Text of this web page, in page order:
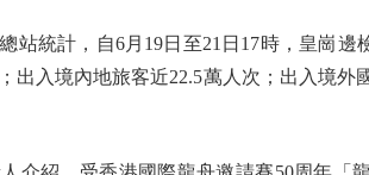
統計，自6月19日至21日17時，皇崗邊
出入境內地旅客近22.5萬人次；出入境